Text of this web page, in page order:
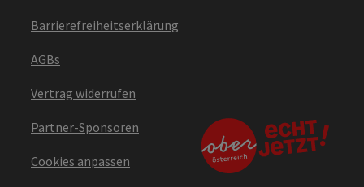
Barrierefreiheitserklärung
AGBs
Vertrag widerrufen
Partner-Sponsoren
Cookies anpassen